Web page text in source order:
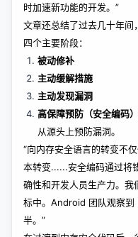
时加速新功能的开发。”
文章还总结了过去几十年间
四个主要阶段：
被动修补
主动缓解措施
主动发现漏洞
高保障预防（安全编码）
从源头上预防漏洞。
“向内存安全语言的转变不
本转变......安全编码通过将
确性和开发人员生产力。
标中。Android 团队观察
半。”